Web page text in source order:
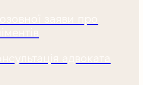
заяви про
адвоката